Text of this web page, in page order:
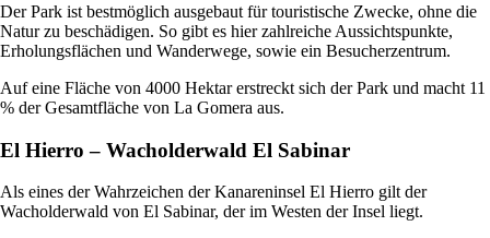
Der Park ist bestmöglich ausgebaut für touristische Zwecke, ohne die
Natur zu beschädigen. So gibt es hier zahlreiche Aussichtspunkte,
Erholungsflächen und Wanderwege, sowie ein Besucherzentrum.
Auf eine Fläche von 4000 Hektar erstreckt sich der Park und macht 11
% der Gesamtfläche von La Gomera aus.
El Hierro – Wacholderwald El Sabinar
Als eines der Wahrzeichen der Kanareninsel El Hierro gilt der
Wacholderwald von El Sabinar, der im Westen der Insel liegt.